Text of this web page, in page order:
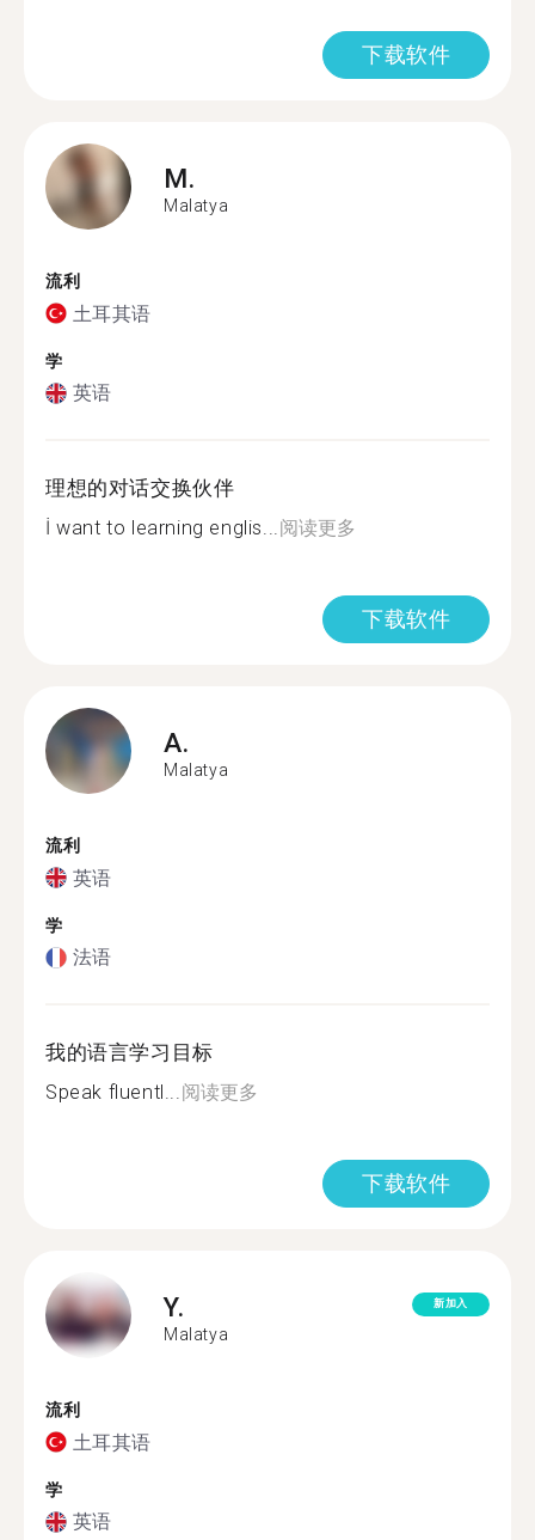
下载软件
M.
Malatya
流利
土耳其语
学
英语
理想的对话交换伙伴
İ want to learning englis...阅读更多
下载软件
A.
Malatya
流利
英语
学
法语
我的语言学习目标
Speak fluentl...阅读更多
下载软件
Y.
Malatya
新加入
流利
土耳其语
学
英语